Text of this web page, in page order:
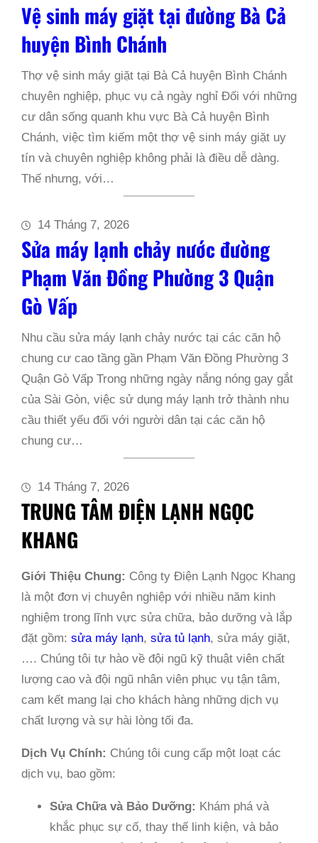
Vệ sinh máy giặt tại đường Bà Cả
huyện Bình Chánh
Thợ vệ sinh máy giặt tại Bà Cả huyện Bình Chánh
chuyên nghiệp, phục vụ cả ngày nghỉ Đối với những
cư dân sống quanh khu vực Bà Cả huyện Bình
Chánh, việc tìm kiếm một thợ vệ sinh máy giặt uy
tín và chuyên nghiệp không phải là điều dễ dàng.
Thế nhưng, với…
14 Tháng 7, 2026
Sửa máy lạnh chảy nước đường
Phạm Văn Đồng Phường 3 Quận
Gò Vấp
Nhu cầu sửa máy lạnh chảy nước tại các căn hộ
chung cư cao tầng gần Phạm Văn Đồng Phường 3
Quận Gò Vấp Trong những ngày nắng nóng gay gắt
của Sài Gòn, việc sử dụng máy lạnh trở thành nhu
cầu thiết yếu đối với người dân tại các căn hộ
chung cư…
14 Tháng 7, 2026
TRUNG TÂM ĐIỆN LẠNH NGỌC
KHANG
Giới Thiệu Chung: Công ty Điện Lạnh Ngọc Khang
là một đơn vị chuyên nghiệp với nhiều năm kinh
nghiệm trong lĩnh vực sửa chữa, bảo dưỡng và lắp
đặt gồm: sửa máy lạnh, sửa tủ lạnh, sửa máy giặt,
…. Chúng tôi tự hào về đội ngũ kỹ thuật viên chất
lượng cao và đội ngũ nhân viên phục vụ tận tâm,
cam kết mang lại cho khách hàng những dịch vụ
chất lượng và sự hài lòng tối đa.
Dịch Vụ Chính: Chúng tôi cung cấp một loạt các
dịch vụ, bao gồm:
Sửa Chữa và Bảo Dưỡng: Khám phá và
khắc phục sự cố, thay thế linh kiện, và bảo